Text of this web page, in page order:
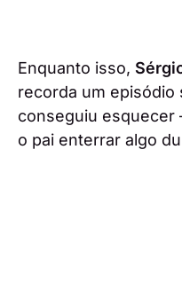
Enquanto isso,
recorda um episódio
conseguiu
o pai enterrar algo